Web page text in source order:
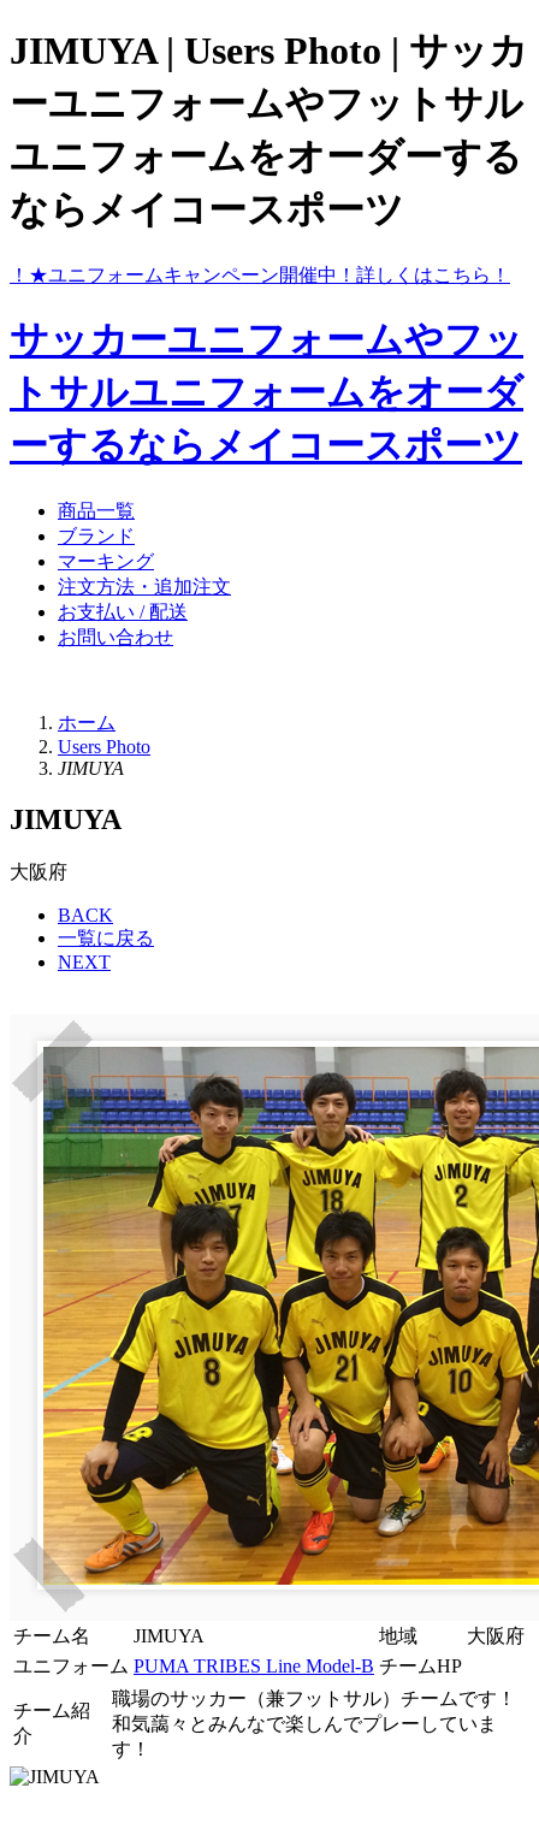
JIMUYA | Users Photo | サッカ
ーユニフォームやフットサル
ユニフォームをオーダーする
ならメイコースポーツ
★ユニフォームキャンペーン開催中！ 詳しくはこちら！
サッカーユニフォームやフッ
トサルユニフォームをオーダ
ーするならメイコースポーツ
商品一覧
ブランド
マーキング
注文方法・追加注文
お支払い / 配送
お問い合わせ
ホーム
Users Photo
JIMUYA
JIMUYA
大阪府
BACK
一覧に戻る
NEXT
チーム名 JIMUYA 地域
大阪府
ユニフォーム PUMA TRIBES Line Model-B チームHP
チーム紹
介
職場のサッカー（兼フットサル）チームです！
和気藹々とみんなで楽しんでプレーしていま
す！